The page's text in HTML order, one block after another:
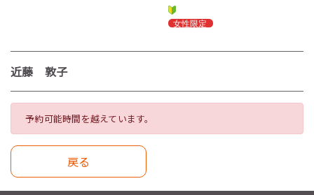
近藤 敦子
予約可能時間を越えています。
戻る